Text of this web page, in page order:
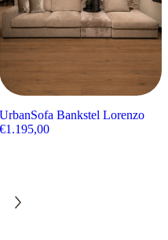
UrbanSofa Bankstel Lorenzo
€1.195,00